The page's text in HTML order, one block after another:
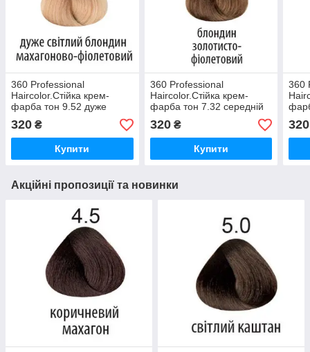
360 Professional
Haircolor.Стійка крем-
фарба тон 9.52 дуже
світлий блондин
махагоново-фіолетовий
100 мл
320 ₴
Купити
360 Professional
Haircolor.Стійка крем-
фарба тон 7.32 середній
блондин золотисто-
фіолетовий 100 мл
320₴
Купити
360
100
320
Акційні пропозиції та новинки